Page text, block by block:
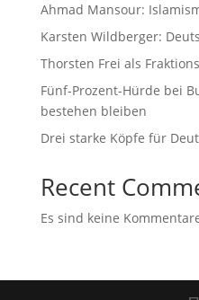
Ahmad Mansour:
Karsten Wildberger:
Thorsten Frei als
Fünf-Prozent-Hürde bei
bestehen bleiben
Drei starke Köpfe für
Recent
Es sind keine